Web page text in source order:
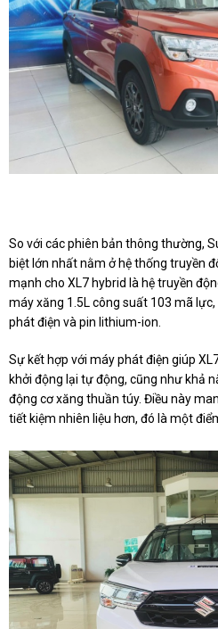
So với các phiên bản thông thường,
biệt lớn nhất nằm ở hệ thống truyền
mạnh cho XL7 hybrid là hệ truyền
máy xăng 1.5L công suất 103 mã
phát điện và pin lithium-ion.
Sự kết hợp với máy phát điện giúp
khởi động lại tự động, cũng như khả
động cơ xăng thuần túy. Điều này
tiết kiệm nhiên liệu hơn, đó là một